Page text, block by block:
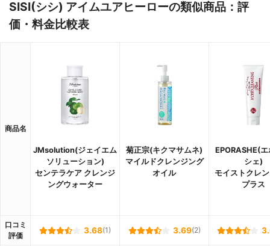
SISI(シシ) アイムユアヒーローの類似商品：評
価・料金比較表
商品名
JMsolution(ジェイエム
ソリューション)
センテラケア クレンジ
ングウォーター
菊正宗(キクマサムネ)
マイルドクレンジング
オイル
EPORASHE(
シェ)
モイストクレ
プラス
口コミ
評価
3.68(1) 3.69(2)